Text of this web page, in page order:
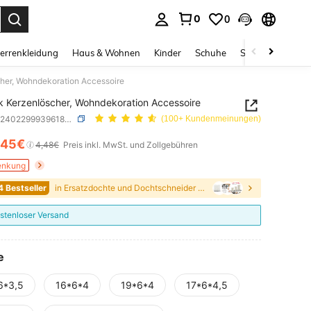
0 0
Haus & Wohnen Kinder Schuhe Schmuck &
Wohndekoration Accessoire
Kerzenlöscher, Wohndekoration Accessoire
SKU: sh2402299939618767 (100+ Kundenmeinungen)
AND AVAILABILITY
4,48€ Preis inkl. MwSt. und Zollgebühren
Bestseller in Ersatzdochte und Dochtschneider für Laternen
Versand
16*6*4 19*6*4 17*6*4,5